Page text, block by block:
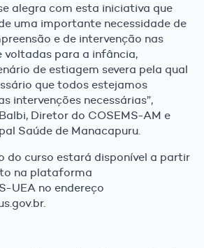
alegra com esta iniciativa que
uma importante necessidade de
e de intervenção nas
voltadas para a infância,
de estiagem severa pela qual
que todos estejamos
intervenções necessárias”,
Diretor do COSEMS-AM e
Saúde de Manacapuru.
do curso estará disponível a partir
na plataforma
UEA no endereço